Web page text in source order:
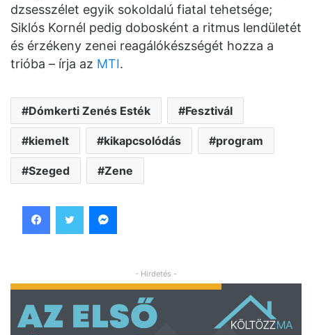
dzsesszélet egyik sokoldalú fiatal tehetsége;
Siklós Kornél pedig dobosként a ritmus lendületét
és érzékeny zenei reagálókészségét hozza a
trióba – írja az MTI.
Dómkerti Zenés Esték Fesztivál
kiemelt kikapcsolódás program
Szeged Zene
- Hirdetés -